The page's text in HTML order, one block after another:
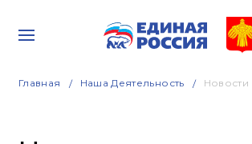
Главная Наша Деятельность Новости